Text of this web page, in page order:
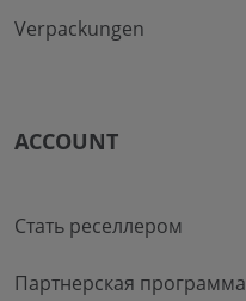
Verpackungen
ACCOUNT
Стать реселлером
Партнерская программа